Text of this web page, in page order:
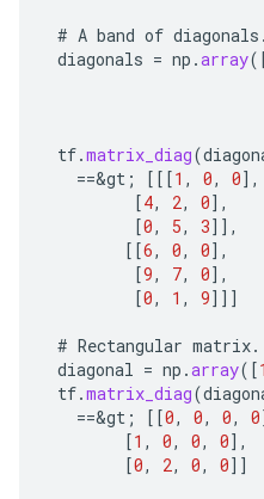
# A band of diagonals .
diagonals = np .array(
tf.matrix_diag(
==&gt ; [[[1 , 0, 0] ,
[4, 2, 0] ,
[0, 5, 3]] ,
[[6, 0, 0] ,
[9, 7, 0] ,
[0, 1 , 9]]]
# Rectangular matrix.
diagonal = np .array( [1
tf.matrix_diag(
==&gt ; [[0, 0, 0, 0
[1 , 0, 0, 0] ,
[0, 2, 0, 0]]